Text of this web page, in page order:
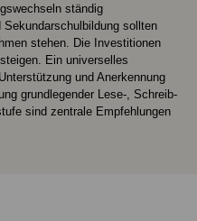
ständig
Sekundarschulbildung sollten
stehen. Die Investitionen
Ein universelles
und Anerkennung
grundlegender Lese‑, Schreib‑
sind zentrale Empfehlungen